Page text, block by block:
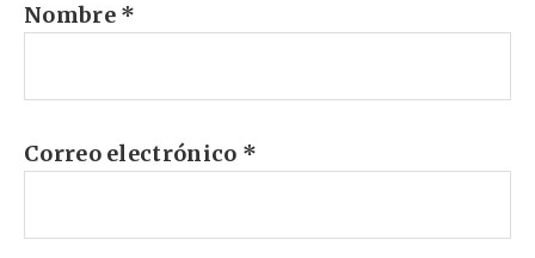
Nombre *
Correo electrónico *